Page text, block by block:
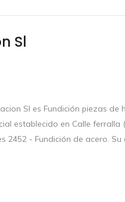
Sl
Sl es Fundición piezas de
establecido en Calle ferralla
2452 - Fundición de acero.